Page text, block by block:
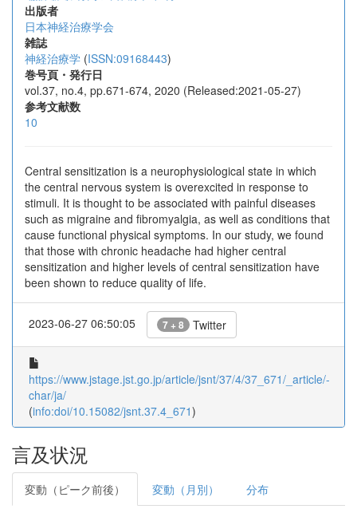
出版者
日本神経治療学会
雑誌
神経治療学 (ISSN:09168443)
巻号頁・発行日
vol.37, no.4, pp.671-674, 2020 (Released:2021-05-27)
参考文献数
10
Central sensitization is a neurophysiological state in which
the central nervous system is overexcited in response to
stimuli. It is thought to be associated with painful diseases
such as migraine and fibromyalgia, as well as conditions that
cause functional physical symptoms. In our study, we found
that those with chronic headache had higher central
sensitization and higher levels of central sensitization have
been shown to reduce quality of life.
2023-06-27 06:50:05 7 + 8 Twitter
https://www.jstage.jst.go.jp/article/jsnt/37/4/37_671/_article/-
char/ja/
(info:doi/10.15082/jsnt.37.4_671)
言及状況
変動（ピーク前後） 変動（月別） 分布